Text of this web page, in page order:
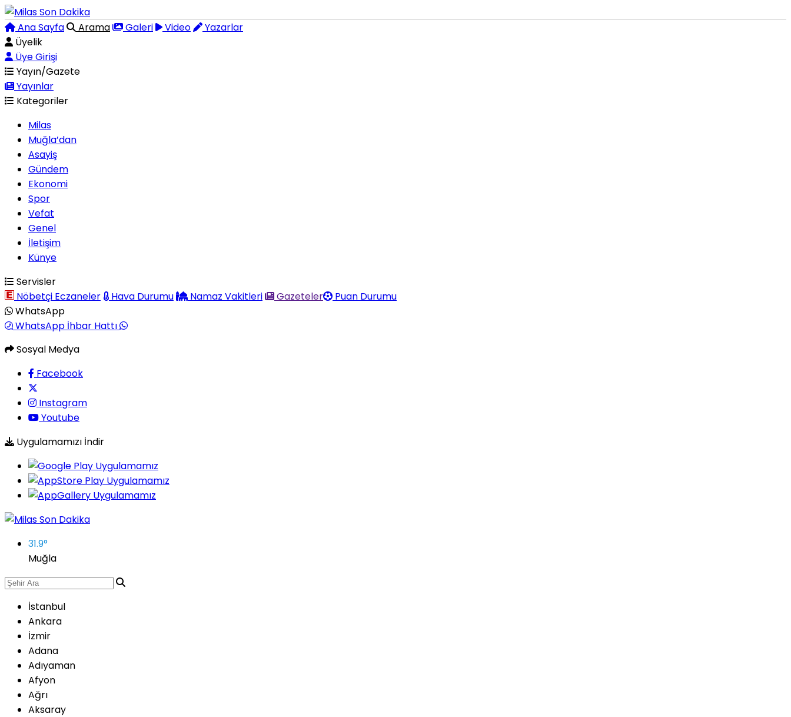
Ana Sayfa Arama Galeri Video
Yazarlar
Üyelik
Üye Girişi
Yayın/Gazete
Yayınlar
Kategoriler
Milas
Muğla’dan
Asayiş
Gündem
Ekonomi
Spor
Vefat
Genel
İletişim
Künye
Servisler
Nöbetçi Eczaneler
Hava Durumu Namaz Vakitleri Gazeteler
Puan Durumu
WhatsApp
WhatsApp İhbar Hattı
Sosyal Medya
Facebook
Instagram
Youtube
Uygulamamızı İndir
31.9°
Muğla
İstanbul
Ankara
İzmir
Adana
Adıyaman
Afyon
Ağrı
Aksaray